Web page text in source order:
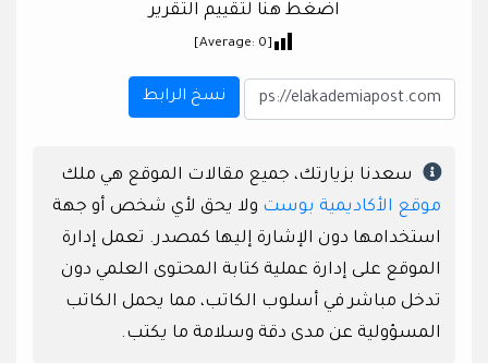
اضغط هنا لتقييم التقرير
[Average:
0
]
نسخ الرابط
سعدنا بزيارتك، جميع مقالات الموقع هي ملك
موقع الأكاديمية بوست ولا يحق لأي شخص أو جهة
استخدامها دون الإشارة إليها كمصدر. تعمل إدارة
الموقع على إدارة عملية كتابة المحتوى العلمي دون
تدخل مباشر في أسلوب الكاتب، مما يحمل الكاتب
المسؤولية عن مدى دقة وسلامة ما يكتب.